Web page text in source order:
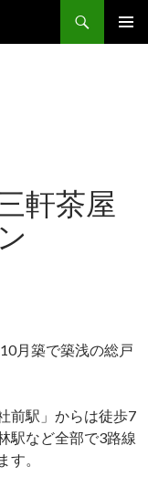
軒茶屋
月築で築浅の総戸
前駅」からは徒歩7
駅など全部で3路線
。